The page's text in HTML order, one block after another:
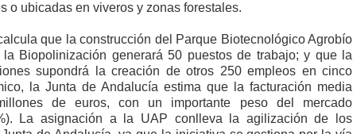
o ubicadas en viveros y zonas forestales.
que la construcción del Parque Biotecnológico Agrobío
Biopolinización generará 50 puestos de trabajo; y que la
supondrá la creación de otros 250 empleos en cinco
la Junta de Andalucía estima que la facturación media
de euros, con un importante peso del mercado
La asignación a la UAP conlleva la agilización de los